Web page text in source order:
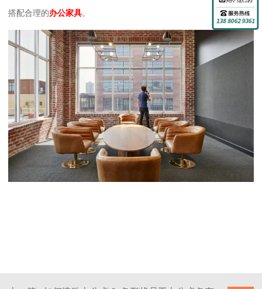
搭配合理的办公家具。